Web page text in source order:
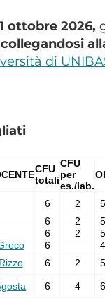
ottobre 2026,
di
CFU
totali
CFU
per
es./lab.
6 2
6 2
6 2
6
Rizzo 6 2
6 4